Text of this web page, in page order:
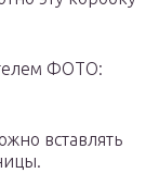
ФОТО:
вставлять